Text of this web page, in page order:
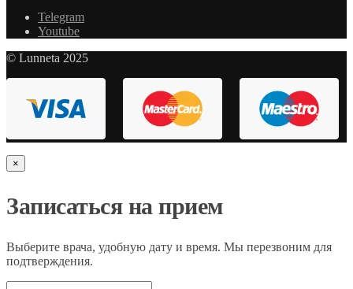
Telegram
Youtube
© Lunneta 2025
×
Записаться на прием
Выберите врача, удобную дату и время. Мы перезвоним для
подтверждения.